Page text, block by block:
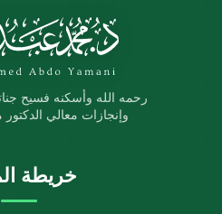
رحمه الله وأسكنه فسيح
وإنجازات معالي
خريطة